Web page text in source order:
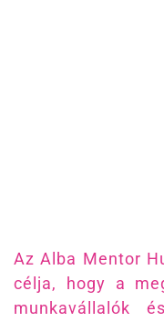
Az Alba Mentor
célja, hogy a
munkavállalók